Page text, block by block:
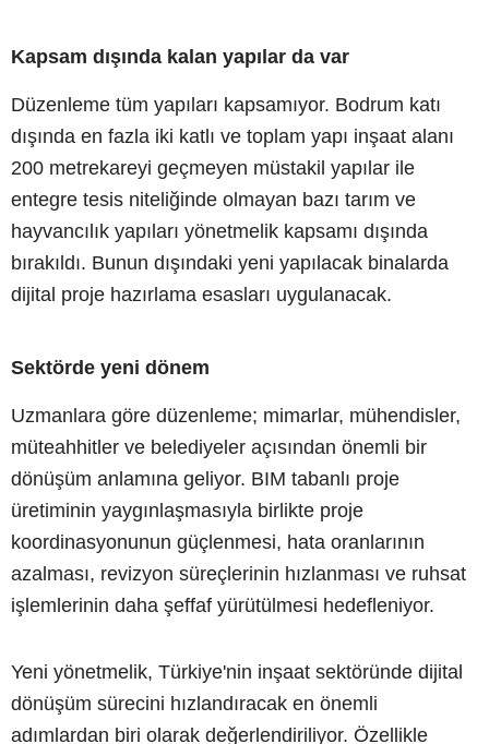
Kapsam dışında kalan yapılar da var
Düzenleme tüm yapıları kapsamıyor. Bodrum katı
dışında en fazla iki katlı ve toplam yapı inşaat alanı
200 metrekareyi geçmeyen müstakil yapılar ile
entegre tesis niteliğinde olmayan bazı tarım ve
hayvancılık yapıları yönetmelik kapsamı dışında
bırakıldı. Bunun dışındaki yeni yapılacak binalarda
dijital proje hazırlama esasları uygulanacak.
Sektörde yeni dönem
Uzmanlara göre düzenleme; mimarlar, mühendisler,
müteahhitler ve belediyeler açısından önemli bir
dönüşüm anlamına geliyor. BIM tabanlı proje
üretiminin yaygınlaşmasıyla birlikte proje
koordinasyonunun güçlenmesi, hata oranlarının
azalması, revizyon süreçlerinin hızlanması ve ruhsat
işlemlerinin daha şeffaf yürütülmesi hedefleniyor.
Yeni yönetmelik, Türkiye'nin inşaat sektöründe dijital
dönüşüm sürecini hızlandıracak en önemli
adımlardan biri olarak değerlendiriliyor. Özellikle